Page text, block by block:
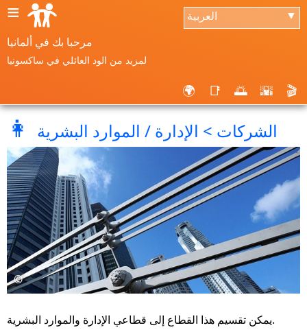
≡ العربية ▼
مرحبا بك في ألمانيا
لمزيد من الود العائلي في ساكسونيا
🌍 📑 🌅 🌇 🎬
👩 الشركات > الإدارة / الموارد البشرية
©
يمكن تقسيم هذا القطاع إلى قطاعي الإدارة والموارد البشرية.